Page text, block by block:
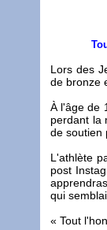
Tout
Lors des
de bronze
À l'âge de
perdant la
de soutien
L'athlète
post
qui
« Tout